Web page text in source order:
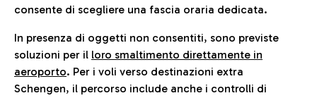
consente di scegliere una fascia oraria dedicata.
In presenza di oggetti non consentiti, sono previste
soluzioni per il loro smaltimento direttamente in
aeroporto. Per i voli verso destinazioni extra
Schengen, il percorso include anche i controlli di